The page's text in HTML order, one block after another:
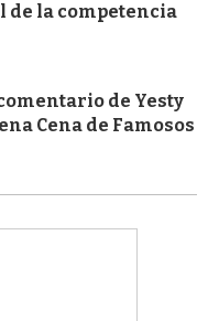
de la competencia
de Yesty
Cena de Famosos